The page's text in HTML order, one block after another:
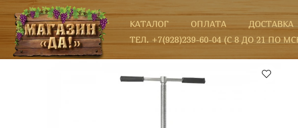
КАТАЛОГ ОПЛАТА ДОСТАВКА
ТЕЛ. +7(928)239-60-04 (С 8 ДО 21 ПО